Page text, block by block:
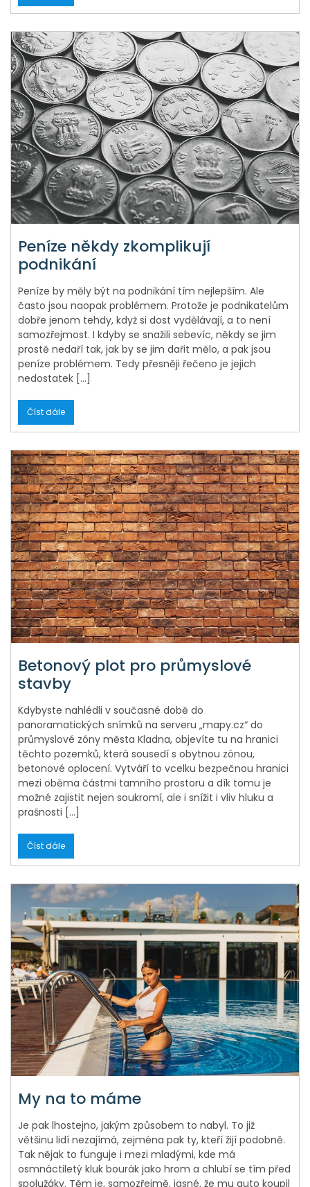
Peníze někdy zkomplikují
podnikání
Peníze by měly být na podnikání tím nejlepším. Ale
často jsou naopak problémem. Protože je podnikatelům
dobře jenom tehdy, když si dost vydělávají, a to není
samozřejmost. I kdyby se snažili sebevíc, někdy se jim
prostě nedaří tak, jak by se jim dařit mělo, a pak jsou
peníze problémem. Tedy přesněji řečeno je jejich
nedostatek […]
Číst dále
Betonový plot pro průmyslové
stavby
Kdybyste nahlédli v současné době do
panoramatických snímků na serveru „mapy.cz“ do
průmyslové zóny města Kladna, objevíte tu na hranici
těchto pozemků, která sousedí s obytnou zónou,
betonové oplocení. Vytváří to vcelku bezpečnou hranici
mezi oběma částmi tamního prostoru a dík tomu je
možné zajistit nejen soukromí, ale i snížit i vliv hluku a
prašnosti […]
Číst dále
My na to máme
Je pak lhostejno, jakým způsobem to nabyl. To již
většinu lidí nezajímá, zejména pak ty, kteří žijí podobně.
Tak nějak to funguje i mezi mladými, kde má
osmnáctiletý kluk bourák jako hrom a chlubí se tím před
spolužáky. Těm je, samozřejmě, jasné, že mu auto koupil